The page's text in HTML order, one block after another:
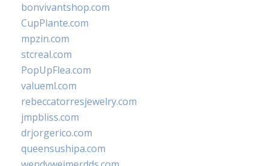
bonvivantshop.com
CupPlante.com
mpzin.com
stcreal.com
PopUpFlea.com
valueml.com
rebeccatorresjewelry.com
jmpbliss.com
drjorgerico.com
queensushipa.com